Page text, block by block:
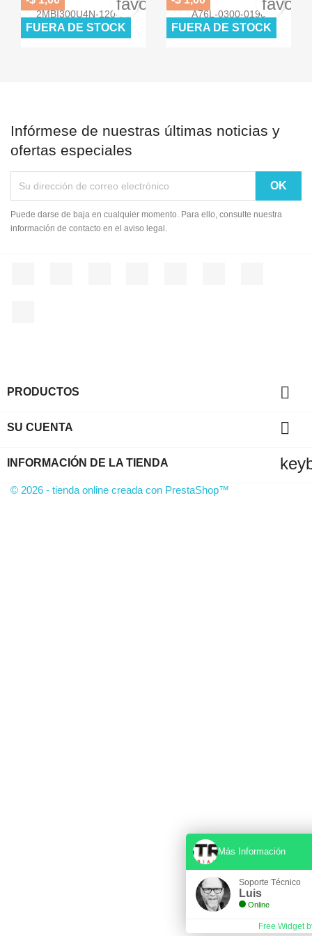
 Vista rápida
2MBI300U4N-120-50
$ 0,00 $ 0,00
FUERA DE STOCK
favorite_border
 Vista rápida
A76L-0300-0190
$ 0,00 $ 0,00
FUERA DE STOCK
Infórmese de nuestras últimas noticias y
ofertas especiales
Puede darse de baja en cualquier momento. Para ello, consulte nuestra
información de contacto en el aviso legal.
PRODUCTOS 
SU CUENTA 
INFORMACIÓN DE LA TIENDA
© 2026 - tienda online creada con PrestaShop™
Más Información
Soporte Técnico
Luis
Online
Free Widget